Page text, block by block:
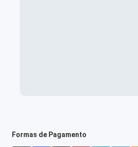
Formas de Pagamento